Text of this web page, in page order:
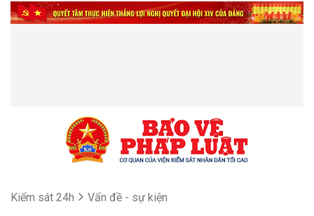
Kiểm sát 24h Vấn đề - sự kiện